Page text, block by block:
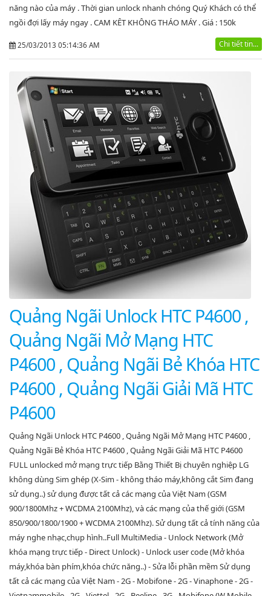
năng nào của máy . Thời gian unlock nhanh chóng Quý Khách có thể
ngồi đợi lấy máy ngay . CAM KÊT KHÔNG THÁO MÁY . Giá : 150k
25/03/2013 05:14:36 AM Chi tiết tin...
Quảng Ngãi Unlock HTC P4600 ,
Quảng Ngãi Mở Mạng HTC
P4600 , Quảng Ngãi Bẻ Khóa HTC
P4600 , Quảng Ngãi Giải Mã HTC
P4600
Quảng Ngãi Unlock HTC P4600 , Quảng Ngãi Mở Mạng HTC P4600 ,
Quảng Ngãi Bẻ Khóa HTC P4600 , Quảng Ngãi Giải Mã HTC P4600
FULL unlocked mở mạng trực tiếp Bằng Thiết Bị chuyên nghiệp LG
không dùng Sim ghép (X-Sim - không tháo máy,không cắt Sim đang
sử dụng..) sử dụng được tất cả các mạng của Việt Nam (GSM
900/1800Mhz + WCDMA 2100Mhz), và các mạng của thế giới (GSM
850/900/1800/1900 + WCDMA 2100Mhz). Sử dụng tất cả tính năng của
máy nghe nhạc,chụp hình..Full MultiMedia - Unlock Network (Mở
khóa mạng trực tiếp - Direct Unlock) - Unlock user code (Mở khóa
máy,khóa bàn phím,khóa chức năng..) - Sửa lỗi phần mềm Sử dụng
tất cả các mạng của Việt Nam - 2G - Mobifone - 2G - Vinaphone - 2G -